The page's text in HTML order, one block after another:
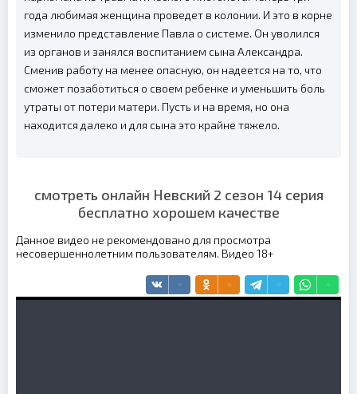
года любимая женщина проведет в колонии. И это в корне
изменило представление Павла о системе. Он уволился
из органов и занялся воспитанием сына Александра.
Сменив работу на менее опасную, он надеется на то, что
сможет позаботиться о своем ребенке и уменьшить боль
утраты от потери матери. Пусть и на время, но она
находится далеко и для сына это крайне тяжело.
смотреть онлайн Невский 2 сезон 14 серия
бесплатно хорошем качестве
Данное видео не рекомендовано для просмотра
несовершеннолетним пользователям. Видео 18+